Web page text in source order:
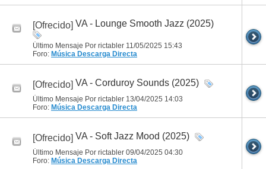
[Ofrecido] VA - Lounge Smooth Jazz (2025)
Último Mensaje Por rictabler 11/05/2025 15:43
Foro: Música Descarga Directa
[Ofrecido] VA - Corduroy Sounds (2025)
Último Mensaje Por rictabler 13/04/2025 14:03
Foro: Música Descarga Directa
[Ofrecido] VA - Soft Jazz Mood (2025)
Último Mensaje Por rictabler 09/04/2025 04:30
Foro: Música Descarga Directa